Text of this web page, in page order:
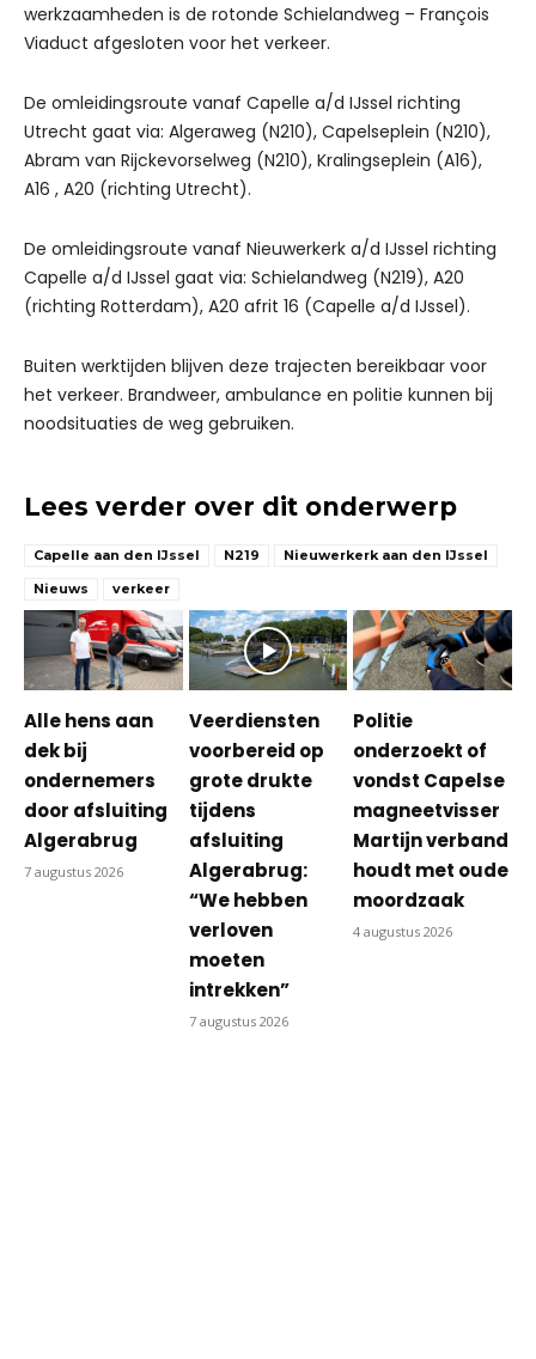
werkzaamheden is de rotonde Schielandweg – François
Viaduct afgesloten voor het verkeer.
De omleidingsroute vanaf Capelle a/d IJssel richting
Utrecht gaat via: Algeraweg (N210), Capelseplein (N210),
Abram van Rijckevorselweg (N210), Kralingseplein (A16),
A16 , A20 (richting Utrecht).
De omleidingsroute vanaf Nieuwerkerk a/d IJssel richting
Capelle a/d IJssel gaat via: Schielandweg (N219), A20
(richting Rotterdam), A20 afrit 16 (Capelle a/d IJssel).
Buiten werktijden blijven deze trajecten bereikbaar voor
het verkeer. Brandweer, ambulance en politie kunnen bij
noodsituaties de weg gebruiken.
Lees verder over dit onderwerp
Capelle aan den IJssel N219
Nieuwerkerk aan den IJssel
Nieuws
verkeer
Alle hens aan
dek bij
ondernemers
door afsluiting
Algerabrug
7 augustus 2026
Veerdiensten
voorbereid op
grote drukte
tijdens
afsluiting
Algerabrug:
“We hebben
verloven
moeten
intrekken”
7 augustus 2026
Politie
onderzoekt of
vondst Capelse
magneetvisser
Martijn verband
houdt met oude
moordzaak
4 augustus 2026